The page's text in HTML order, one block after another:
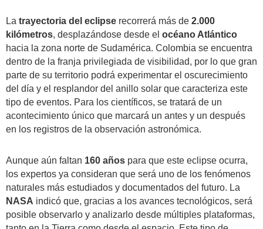
La trayectoria del eclipse recorrerá más de 2.000
kilómetros, desplazándose desde el océano Atlántico
hacia la zona norte de Sudamérica. Colombia se encuentra
dentro de la franja privilegiada de visibilidad, por lo que gran
parte de su territorio podrá experimentar el oscurecimiento
del día y el resplandor del anillo solar que caracteriza este
tipo de eventos. Para los científicos, se tratará de un
acontecimiento único que marcará un antes y un después
en los registros de la observación astronómica.
Aunque aún faltan 160 años para que este eclipse ocurra,
los expertos ya consideran que será uno de los fenómenos
naturales más estudiados y documentados del futuro. La
NASA indicó que, gracias a los avances tecnológicos, será
posible observarlo y analizarlo desde múltiples plataformas,